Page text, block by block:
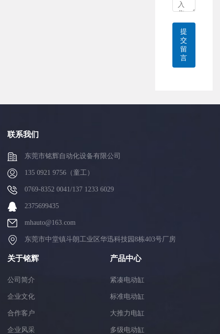
提
交
留
言
联系我们
东莞市铭辉自动化设备有限公司
135 0921 9756（童工）
0769-8352 0041/137 1233 6029
2375699435
mhauto@163.com
东莞市中堂镇斗朗工业区华迅科技园8栋403号厂房
关于铭辉
公司简介
企业文化
合作客户
企业风采
产品中心
紧凑电动缸
标准电动缸
大推力电缸
多级电动缸